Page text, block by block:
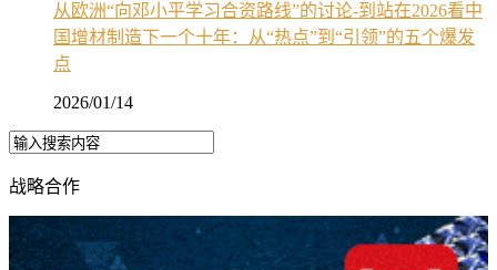
从欧洲“向邓小平学习合资路线”的讨论-到站在2026看中
国增材制造下一个十年：从“热点”到“引领”的五个爆发
点
2026/01/14
战略合作